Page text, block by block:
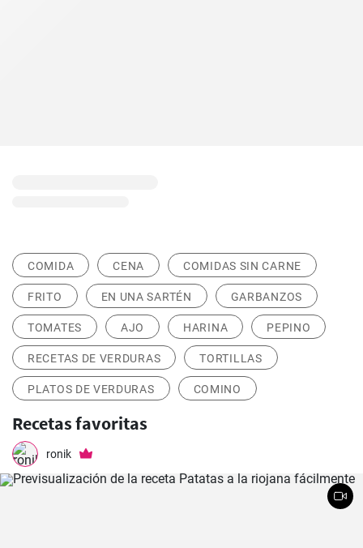
COMIDA CENA COMIDAS SIN CARNE
FRITO EN UNA SARTÉN GARBANZOS
TOMATES AJO HARINA PEPINO
RECETAS DE VERDURAS TORTILLAS
PLATOS DE VERDURAS COMINO
Recetas favoritas
ronik